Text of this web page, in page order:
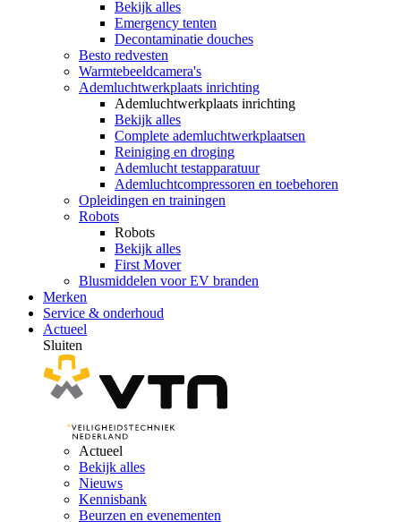
Bekijk alles
Emergency tenten
Decontaminatie douches
Besto redvesten
Warmtebeeldcamera's
Ademluchtwerkplaats inrichting
Ademluchtwerkplaats inrichting
Bekijk alles
Complete ademluchtwerkplaatsen
Reiniging en droging
Ademlucht testapparatuur
Ademluchtcompressoren en toebehoren
Opleidingen en trainingen
Robots
Robots
Bekijk alles
First Mover
Blusmiddelen voor EV branden
Merken
Service & onderhoud
Actueel
Sluiten
Actueel
Bekijk alles
Nieuws
Kennisbank
Beurzen en evenementen